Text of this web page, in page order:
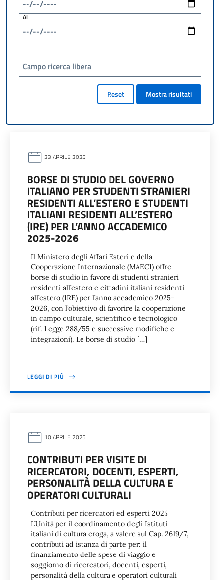
Al
Campo ricerca libera
Reset Mostra risultati
23 APRILE 2025
BORSE DI STUDIO DEL GOVERNO
ITALIANO PER STUDENTI STRANIERI
RESIDENTI ALL’ESTERO E STUDENTI
ITALIANI RESIDENTI ALL’ESTERO
(IRE) PER L’ANNO ACCADEMICO
2025-2026
Il Ministero degli Affari Esteri e della
Cooperazione Internazionale (MAECI) offre
borse di studio in favore di studenti stranieri
residenti all’estero e cittadini italiani residenti
all’estero (IRE) per l’anno accademico 2025-
2026, con l’obiettivo di favorire la cooperazione
in campo culturale, scientifico e tecnologico
(rif. Legge 288/55 e successive modifiche e
integrazioni). Le borse di studio […]
LEGGI DI PIÙ
10 APRILE 2025
CONTRIBUTI PER VISITE DI
RICERCATORI, DOCENTI, ESPERTI,
PERSONALITÀ DELLA CULTURA E
OPERATORI CULTURALI
Contributi per ricercatori ed esperti 2025
L’Unità per il coordinamento degli Istituti
italiani di cultura eroga, a valere sul Cap. 2619/7,
contributi ad istanza di parte per: il
finanziamento delle spese di viaggio e
soggiorno di ricercatori, docenti, esperti,
personalità della cultura e operatori culturali